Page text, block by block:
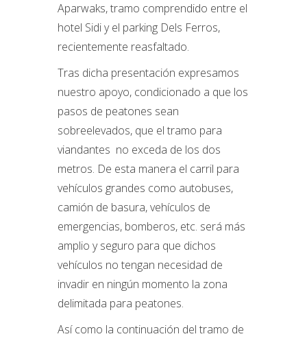
Aparwaks, tramo comprendido entre el
hotel Sidi y el parking Dels Ferros,
recientemente reasfaltado.
Tras dicha presentación expresamos
nuestro apoyo, condicionado a que los
pasos de peatones sean
sobreelevados, que el tramo para
viandantes no exceda de los dos
metros. De esta manera el carril para
vehículos grandes como autobuses,
camión de basura, vehículos de
emergencias, bomberos, etc. será más
amplio y seguro para que dichos
vehículos no tengan necesidad de
invadir en ningún momento la zona
delimitada para peatones.
Así como la continuación del tramo de